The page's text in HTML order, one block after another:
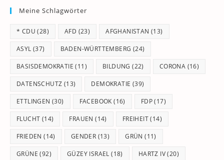
Meine Schlagwörter
* CDU (28) AFD (23) AFGHANISTAN (13)
ASYL (37) BADEN-WÜRTTEMBERG (24)
BASISDEMOKRATIE (11) BILDUNG (22) CORONA (16)
DATENSCHUTZ (13) DEMOKRATIE (39)
ETTLINGEN (30) FACEBOOK (16) FDP(17)
FLUCHT (14) FRAUEN (14) FREIHEIT(14)
FRIEDEN (14) GENDER (13) GRÜN (11)
GRÜNE (92) GÜZEY ISRAEL (18) HARTZ IV(20)